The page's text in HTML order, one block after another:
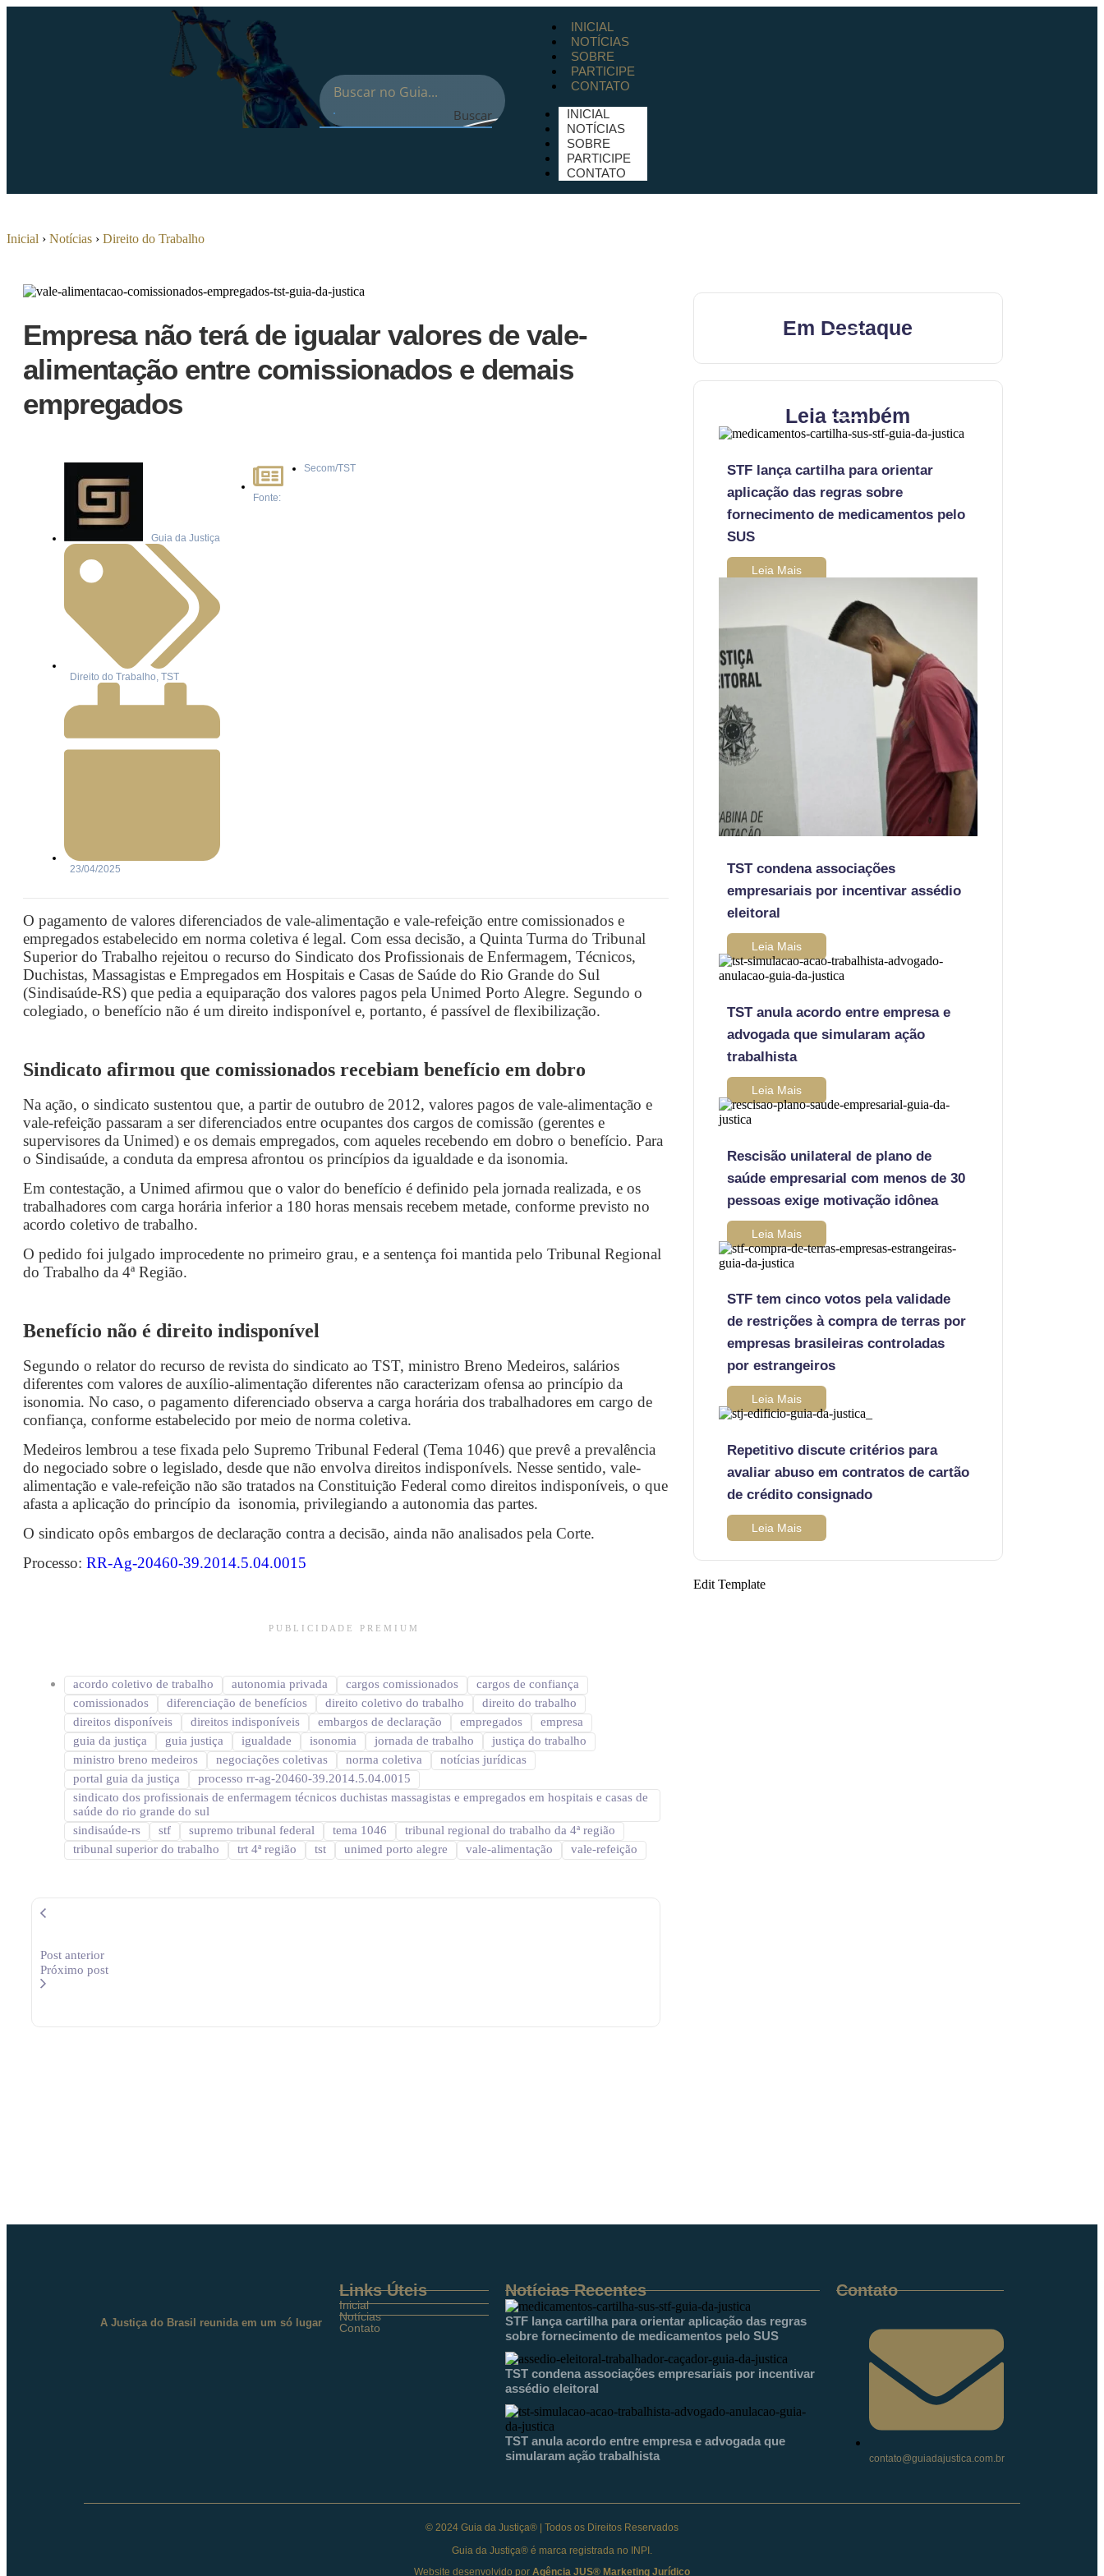
Buscar
INICIAL
NOTÍCIAS
SOBRE
PARTICIPE
CONTATO
INICIAL
NOTÍCIAS
SOBRE
PARTICIPE
CONTATO
Inicial › Notícias › Direito do Trabalho
Empresa não terá de igualar valores de vale-
alimentação entre comissionados e demais
empregados
Guia da Justiça
Direito do Trabalho, TST
23/04/2025
Fonte:
Secom/TST
O pagamento de valores diferenciados de vale-alimentação e vale-refeição entre comissionados e
empregados estabelecido em norma coletiva é legal. Com essa decisão, a Quinta Turma do Tribunal
Superior do Trabalho rejeitou o recurso do Sindicato dos Profissionais de Enfermagem, Técnicos,
Duchistas, Massagistas e Empregados em Hospitais e Casas de Saúde do Rio Grande do Sul
(Sindisaúde-RS) que pedia a equiparação dos valores pagos pela Unimed Porto Alegre. Segundo o
colegiado, o benefício não é um direito indisponível e, portanto, é passível de flexibilização.
Sindicato afirmou que comissionados recebiam benefício em dobro
Na ação, o sindicato sustentou que, a partir de outubro de 2012, valores pagos de vale-alimentação e
vale-refeição passaram a ser diferenciados entre ocupantes dos cargos de comissão (gerentes e
supervisores da Unimed) e os demais empregados, com aqueles recebendo em dobro o benefício. Para
o Sindisaúde, a conduta da empresa afrontou os princípios da igualdade e da isonomia.
Em contestação, a Unimed afirmou que o valor do benefício é definido pela jornada realizada, e os
trabalhadores com carga horária inferior a 180 horas mensais recebem metade, conforme previsto no
acordo coletivo de trabalho.
O pedido foi julgado improcedente no primeiro grau, e a sentença foi mantida pelo Tribunal Regional
do Trabalho da 4ª Região.
Benefício não é direito indisponível
Segundo o relator do recurso de revista do sindicato ao TST, ministro Breno Medeiros, salários
diferentes com valores de auxílio-alimentação diferentes não caracterizam ofensa ao princípio da
isonomia. No caso, o pagamento diferenciado observa a carga horária dos trabalhadores em cargo de
confiança, conforme estabelecido por meio de norma coletiva.
Medeiros lembrou a tese fixada pelo Supremo Tribunal Federal (Tema 1046) que prevê a prevalência
do negociado sobre o legislado, desde que não envolva direitos indisponívels. Nesse sentido, vale-
alimentação e vale-refeição não são tratados na Constituição Federal como direitos indisponíveis, o que
afasta a aplicação do princípio da isonomia, privilegiando a autonomia das partes.
O sindicato opôs embargos de declaração contra a decisão, ainda não analisados pela Corte.
Processo: RR-Ag-20460-39.2014.5.04.0015
P U B L I C I D A D E P R E M I U M
acordo coletivo de trabalho autonomia privada cargos comissionados
cargos de confiança
comissionados
diferenciação de benefícios direito coletivo do trabalho
direito do trabalho
direitos disponíveis
direitos indisponíveis embargos de declaração empregados
empresa
guia da justiça
guia justiça igualdade isonomia jornada de trabalho
justiça do trabalho
ministro breno medeiros
negociações coletivas norma coletiva
notícias jurídicas
portal guia da justiça
processo rr-ag-20460-39.2014.5.04.0015
sindicato dos profissionais de enfermagem técnicos duchistas massagistas e empregados em hospitais e casas de
saúde do rio grande do sul
sindisaúde-rs
stf supremo tribunal federal tema 1046
tribunal regional do trabalho da 4ª região
tribunal superior do trabalho
trt 4ª região tst unimed porto alegre vale-alimentação vale-refeição
Post anterior
Próximo post
Em Destaque
Leia também
STF lança cartilha para orientar
aplicação das regras sobre
fornecimento de medicamentos pelo
SUS
Leia Mais
TST condena associações
empresariais por incentivar assédio
eleitoral
Leia Mais
TST anula acordo entre empresa e
advogada que simularam ação
trabalhista
Leia Mais
Rescisão unilateral de plano de
saúde empresarial com menos de 30
pessoas exige motivação idônea
Leia Mais
STF tem cinco votos pela validade
de restrições à compra de terras por
empresas brasileiras controladas
por estrangeiros
Leia Mais
Repetitivo discute critérios para
avaliar abuso em contratos de cartão
de crédito consignado
Leia Mais
Edit Template
A Justiça do Brasil reunida em um só lugar
Links Úteis
Inicial
Notícias
Contato
Notícias Recentes
STF lança cartilha para orientar aplicação das regras
sobre fornecimento de medicamentos pelo SUS
TST condena associações empresariais por incentivar
assédio eleitoral
TST anula acordo entre empresa e advogada que
simularam ação trabalhista
Contato
contato@guiadajustica.com.br
© 2024 Guia da Justiça® | Todos os Direitos Reservados
Guia da Justiça® é marca registrada no INPI.
Website desenvolvido por Agência JUS® Marketing Jurídico